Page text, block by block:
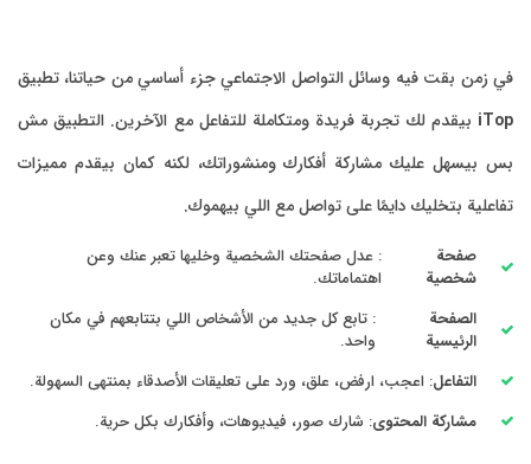
في زمن بقت فيه وسائل التواصل الاجتماعي جزء أساسي من حياتنا، تطبيق
iTop بيقدم لك تجربة فريدة ومتكاملة للتفاعل مع الآخرين. التطبيق مش
بس بيسهل عليك مشاركة أفكارك ومنشوراتك، لكنه كمان بيقدم مميزات
تفاعلية بتخليك دايمًا على تواصل مع اللي بيهموك.
صفحة
شخصية
: عدل صفحتك الشخصية وخليها تعبر عنك وعن
اهتماماتك.
الصفحة
الرئيسية
: تابع كل جديد من الأشخاص اللي بتتابعهم في مكان
واحد.
التفاعل: اعجب، ارفض، علق، ورد على تعليقات الأصدقاء بمنتهى السهولة.
مشاركة المحتوى: شارك صور، فيديوهات، وأفكارك بكل حرية.